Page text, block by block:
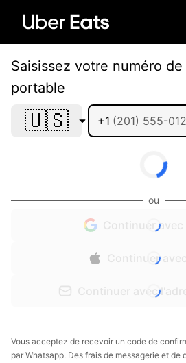
Saisissez votre numéro
portable
🇺🇸 +1
ou
Continuer avec
Continuer
Continuer avec
Vous acceptez de recevoir un code de
par Whatsapp. Des frais de messagerie et de